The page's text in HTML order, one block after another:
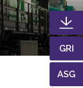
GRI
ASG